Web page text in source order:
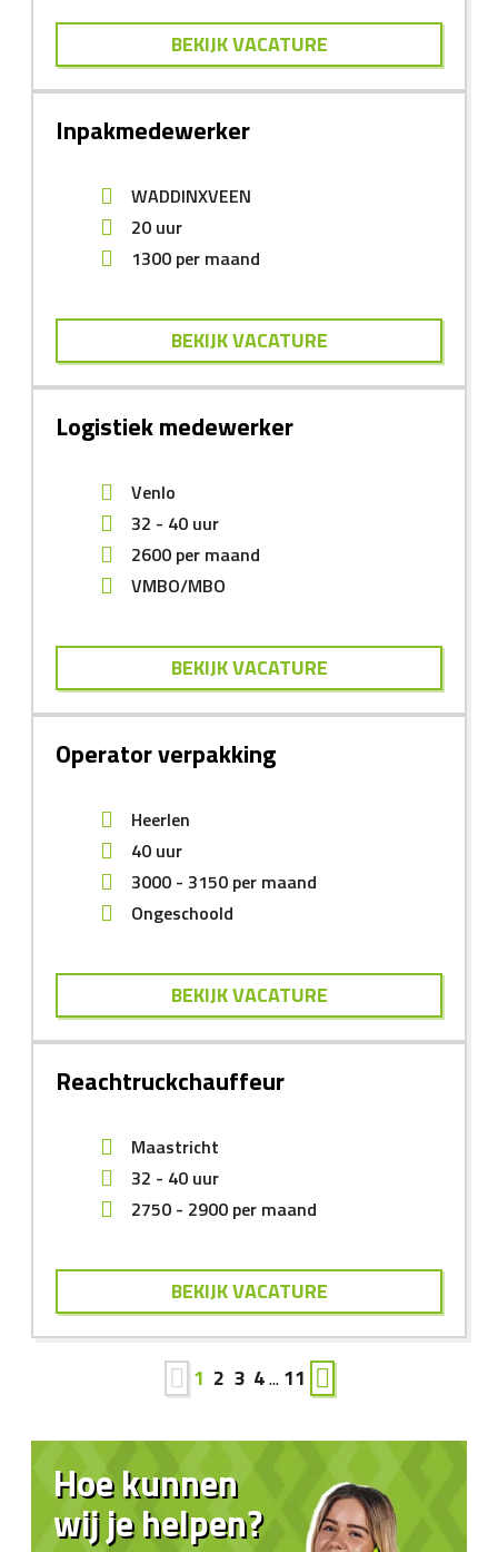
BEKIJK VACATURE
Inpakmedewerker
WADDINXVEEN
20 uur
1300 per maand
BEKIJK VACATURE
Logistiek medewerker
Venlo
32 - 40 uur
2600 per maand
VMBO/MBO
BEKIJK VACATURE
Operator verpakking
Heerlen
40 uur
3000 - 3150 per maand
Ongeschoold
BEKIJK VACATURE
Reachtruckchauffeur
Maastricht
32 - 40 uur
2750 - 2900 per maand
BEKIJK VACATURE
1 2 3 4... 11
Hoe kunnen
wij je helpen?